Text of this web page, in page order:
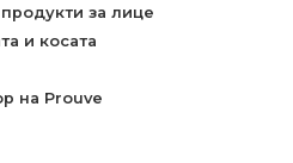
за лице
и косата
на Prouve